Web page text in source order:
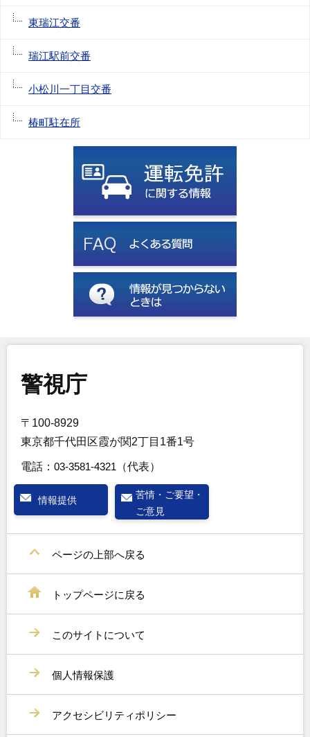
東瑞江交番
瑞江駅前交番
小松川一丁目交番
椿町駐在所
警視庁
〒100-8929
東京都千代田区霞が関2丁目1番1号
電話： 03-3581-4321 （代表）
情報提供
苦情・ご要望・
ご意見
ページの上部へ戻る
トップページに戻る
このサイトについて
個人情報保護
アクセシビリティポリシー